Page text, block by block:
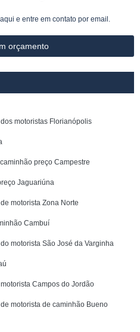
e entre em contato por email.
orçamento
motoristas Florianópolis
preço Campestre
Jaguariúna
motorista Zona Norte
Cambuí
motorista São José da Varginha
Campos do Jordão
motorista de caminhão Bueno